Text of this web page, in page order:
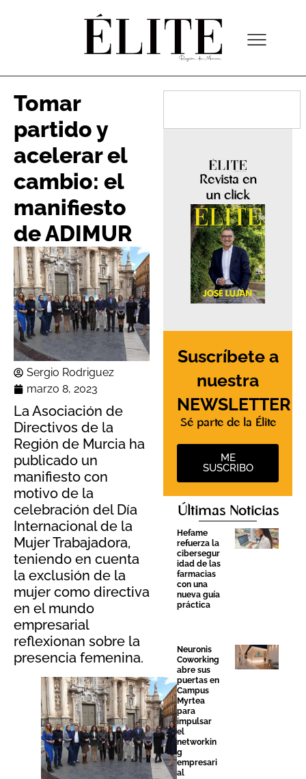
Tomar
partido y
acelerar el
cambio: el
manifiesto
de ADIMUR
Sergio Rodriguez
marzo 8, 2023
La Asociación de
Directivos de la
Región de Murcia ha
publicado un
manifiesto con
motivo de la
celebración del Día
Internacional de la
Mujer Trabajadora,
teniendo en cuenta
la exclusión de la
mujer como directiva
en el mundo
empresarial
reflexionan sobre la
presencia femenina.
Revista en
un click
Suscríbete a
nuestra
NEWSLETTER
Sé parte de la Élite
ME
SUSCRIBO
Últimas Noticias
Hefame
refuerza la
cibersegur
idad de las
farmacias
con una
nueva guía
práctica
Neuronis
Coworking
abre sus
puertas en
Campus
Myrtea
para
impulsar
el
networkin
g
empresari
al